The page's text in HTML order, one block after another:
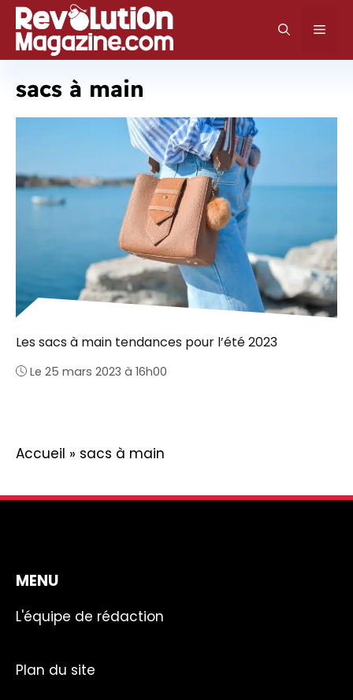
Aller
au
contenu
sacs à main
Les sacs à main tendances pour l’été 2023
Le 25 mars 2023 à 16h00
Accueil » sacs à main
MENU
L'équipe de rédaction
Plan du site